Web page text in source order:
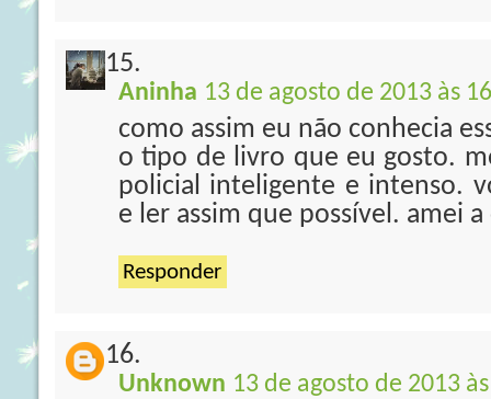
Aninha 13 de agosto de 2013 às
como assim eu não conhecia
o tipo de livro que eu gosto.
policial inteligente e intenso.
e ler assim que possível. amei a
Responder
Unknown 13 de agosto de 2013